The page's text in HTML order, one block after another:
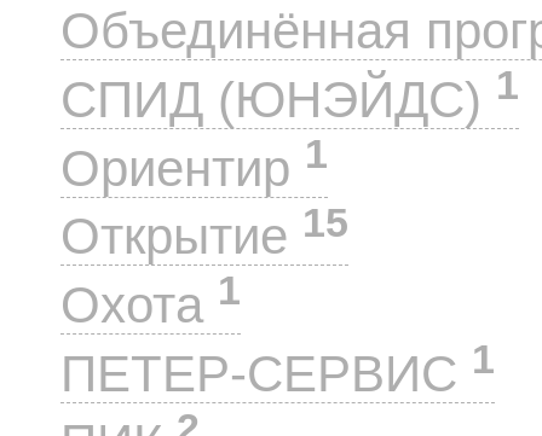
Объединённая
СПИД (ЮНЭЙДС) 1
Ориентир 1
Открытие 15
Охота 1
ПЕТЕР-СЕРВИС 1